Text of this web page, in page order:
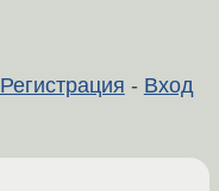
Регистрация - Вход